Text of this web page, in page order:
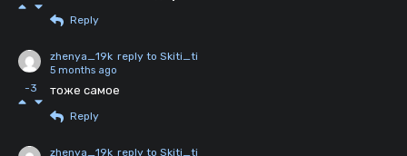
Reply
-3
zhenya_19k reply to Skiti_ti
5 months ago
тоже самое
Reply
zhenya_19k reply to Skiti_ti